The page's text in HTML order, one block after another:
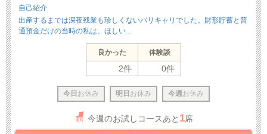
自己紹介
出産するまでは深夜残業も珍しくないバリキャリでした。財形貯蓄と普
通預金だけの当時の私は、ほしい...
良かった 体験談
2件 0件
今日 お休み 明日 お休み 今週 お休み
今週のお試しコースあと 1席